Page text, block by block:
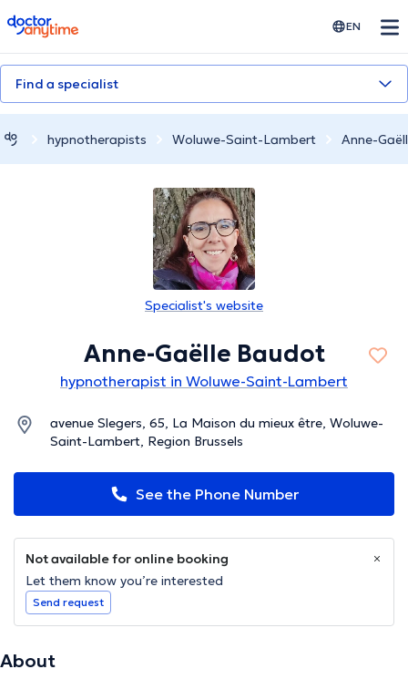
doctoranytime EN
Find a specialist
hypnotherapists Woluwe-Saint-Lambert Anne-
Specialist's website
Anne-Gaëlle Baudot
hypnotherapist in Woluwe-Saint-Lambert
avenue Slegers, 65, La Maison du mieux être, Woluwe-
Saint-Lambert, Region Brussels
See the Phone Number
Not available for online booking
Let them know you’re interested
Send request
About